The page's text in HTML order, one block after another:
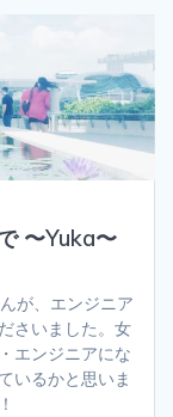
〜Yuka〜
が、エンジニア
さいました。女
エンジニアにな
いるかと思いま